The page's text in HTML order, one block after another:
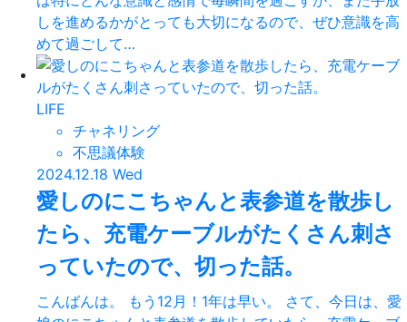
しを進めるかがとっても大切になるので、ぜひ意識を高
めて過ごして…
LIFE
チャネリング
不思議体験
2024.12.18 Wed
愛しのにこちゃんと表参道を散歩し
たら、充電ケーブルがたくさん刺さ
っていたので、切った話。
こんばんは。 もう12月！1年は早い。 さて、今日は、愛